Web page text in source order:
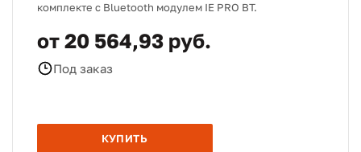
комплекте с Bluetooth модулем IE PRO BT.
от 20 564,93 руб.
Под заказ
КУПИТЬ